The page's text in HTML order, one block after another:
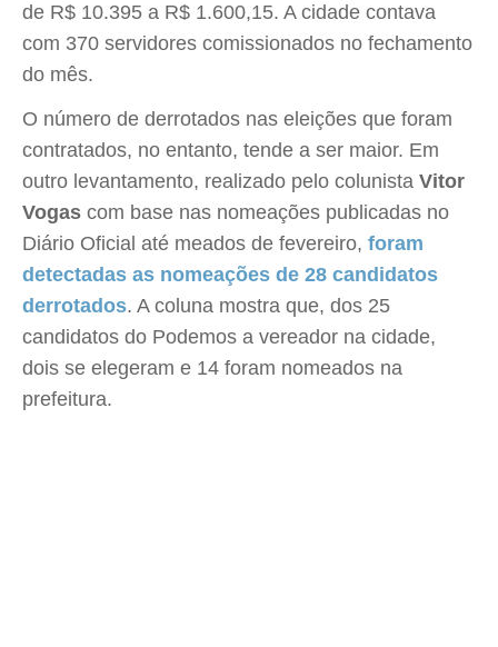
de R$ 10.395 a R$ 1.600,15. A cidade contava
com 370 servidores comissionados no fechamento
do mês.
O número de derrotados nas eleições que foram
contratados, no entanto, tende a ser maior. Em
outro levantamento, realizado pelo colunista Vitor
Vogas com base nas nomeações publicadas no
Diário Oficial até meados de fevereiro, foram
detectadas as nomeações de 28 candidatos
derrotados. A coluna mostra que, dos 25
candidatos do Podemos a vereador na cidade,
dois se elegeram e 14 foram nomeados na
prefeitura.